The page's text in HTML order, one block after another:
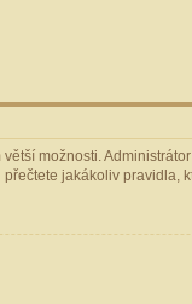
možnosti.
jakákoliv pravidla,